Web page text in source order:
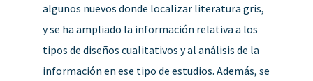
algunos nuevos donde localizar literatura gris,
y se ha ampliado la información relativa a los
tipos de diseños cualitativos y al análisis de la
información en ese tipo de estudios. Además, se